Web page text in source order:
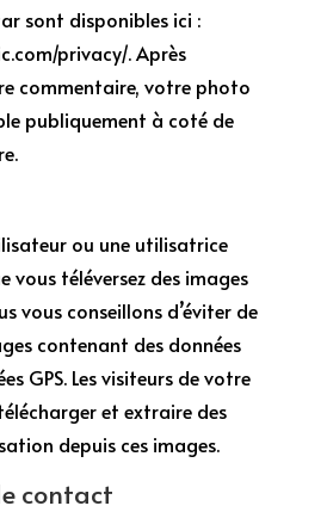
sont disponibles ici :
privacy/. Après
commentaire, votre photo
publiquement à coté de
ou une utilisatrice
vous téléversez des images
vous conseillons d’éviter de
contenant des données
GPS. Les visiteurs de votre
et extraire des
depuis ces images.
contact